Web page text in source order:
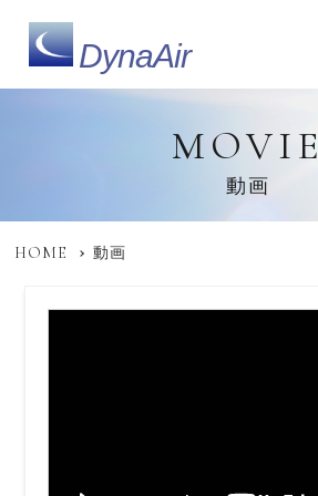
DynaAir
MOVIE
動画
HOME 動画